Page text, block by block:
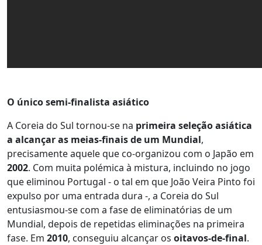
O único semi-finalista asiático
A Coreia do Sul tornou-se na primeira seleção asiática
a alcançar as meias-finais de um Mundial,
precisamente aquele que co-organizou com o Japão em
2002. Com muita polémica à mistura, incluindo no jogo
que eliminou Portugal - o tal em que João Veira Pinto foi
expulso por uma entrada dura -, a Coreia do Sul
entusiasmou-se com a fase de eliminatórias de um
Mundial, depois de repetidas eliminações na primeira
fase. Em 2010, conseguiu alcançar os oitavos-de-final.